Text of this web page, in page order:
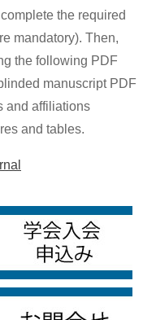
the required
mandatory). Then,
the following PDF
manuscript PDF
and affiliations
and tables.